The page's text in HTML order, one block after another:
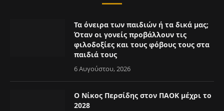
Τα όνειρα των παιδιών ή τα δικά μας;
Όταν οι γονείς προβάλλουν τις
φιλοδοξίες και τους φόβους τους στα
παιδιά τους
6 Αυγούστου, 2026
Ο Νίκος Περσίδης στον ΠΑΟΚ μέχρι το
2028